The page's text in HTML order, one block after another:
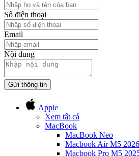
Số điện thoại
Email
Nội dung
Gửi thông tin
Apple
Xem tất cả
MacBook
MacBook Neo
Macbook Air M5 2026
Macbook Pro M5